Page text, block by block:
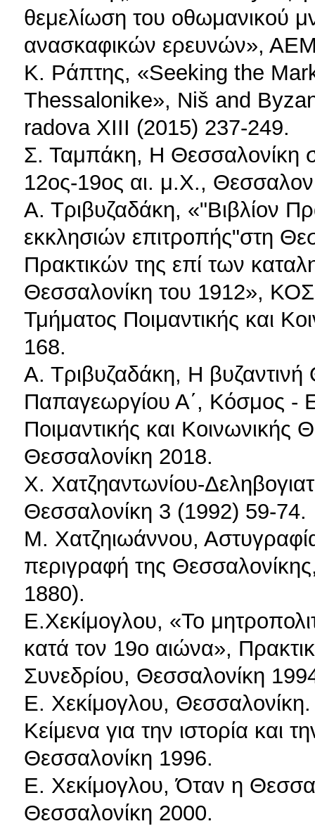
θεμελίωση του οθωμανικού
ανασκαφικών ερευνών»,
Κ. Ράπτης, «Seeking the
Thessalonike», Niš and
radova XΙΙI (2015) 237-249.
Σ. Ταμπάκη, Η Θεσσαλονίκη
12ος-19ος αι. μ.Χ.,
Α. Τριβυζαδάκη, «"Βιβλίον
εκκλησιών επιτροπής"στη
Πρακτικών της επί των
Θεσσαλονίκη του 1912»,
Τμήματος Ποιμαντικής και
168.
Α. Τριβυζαδάκη, Η
Παπαγεωργίου Α΄, Κόσμος -
Ποιμαντικής και Κοινωνικής
Θεσσαλονίκη 2018.
Χ. Χατζηαντωνίου-
Θεσσαλονίκη 3 (1992) 59-74.
Μ. Χατζηιωάννου,
περιγραφή της
1880).
Ε.Χεκίμογλου, «Το
κατά τον 19ο αιώνα»,
Συνεδρίου, Θεσσαλονίκη
Ε. Χεκίμογλου,
Κείμενα για την ιστορία και
Θεσσαλονίκη 1996.
Ε. Χεκίμογλου, Όταν η
Θεσσαλονίκη 2000.